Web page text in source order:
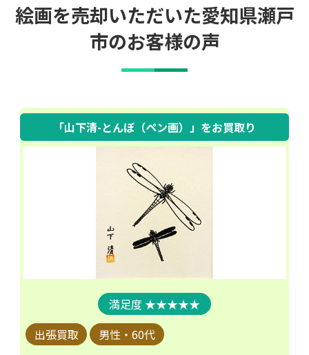
絵画を売却いただいた愛知県瀬戸
市のお客様の声
「山下清-とんぼ（ペン画）」 をお買取り
★★★★★
出張買取
男性・60代